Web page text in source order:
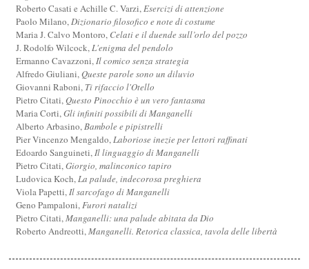
Roberto Casati e Achille C. Varzi,Esercizi di attenzione
Paolo Milano,Dizionario filosofico e note di costume
Maria J. Calvo Montoro, Celati e il duende sull’orlo del pozzo
J. Rodolfo Wilcock,L'enigma del pendolo
Ermanno Cavazzoni,Il comico senza strategia
Alfredo Giuliani,Queste parole sono un diluvio
Giovanni Raboni, Ti rifaccio l'Otello
Pietro Citati,Questo Pinocchio è un vero fantasma
Maria Corti,Gli infiniti possibili di Manganelli
Alberto Arbasino,Bambole e pipistrelli
Pier Vincenzo Mengaldo,Laboriose inezie per lettori raffinati
Edoardo Sanguineti,Il linguaggio di Manganelli
Pietro Citati,Giorgio, malinconico tapiro
Ludovica Koch,La palude, indecorosa preghiera
Viola Papetti,Il sarcofago di Manganelli
Geno Pampaloni,Furori natalizi
Pietro Citati,Manganelli: una palude abitata da Dio
Roberto Andreotti,Manganelli. Retorica classica, tavola delle libertà